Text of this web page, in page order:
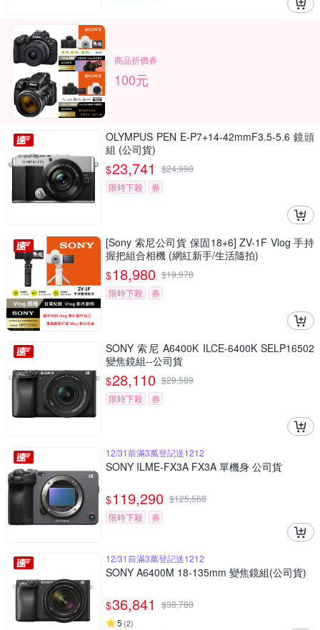
商品折價券
100元
OLYMPUS PEN E-P7+14-42mmF3.5-5.6 鏡頭
組 (公司貨)
$23,741 $24,990
限時下殺
券
[Sony 索尼公司貨 保固18+6] ZV-1F Vlog 手持
握把組合相機 (網紅新手/生活隨拍)
$18,980 $19,978
限時下殺
券
SONY 索尼 A6400K ILCE-6400K SELP16502
變焦鏡組--公司貨
$28,110 $29,589
限時下殺
券
12/31前滿3萬登記送1212
SONY ILME-FX3A FX3A 單機身 公司貨
$119,290 $125,568
限時下殺
券
12/31前滿3萬登記送1212
SONY A6400M 18-135mm 變焦鏡組(公司貨)
$36,841 $38,780
5 (2)